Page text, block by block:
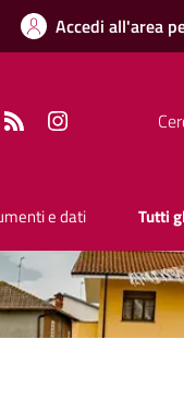
Accedi all'area
RSS
e dati Tutti